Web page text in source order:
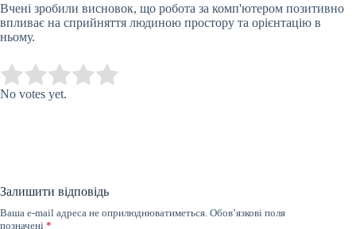
Вчені зробили висновок, що робота за комп'ютером позитивно
впливає на сприйняття людиною простору та орієнтацію в
ньому.
Rate this item:
No votes yet.
Залишити відповідь
Ваша e-mail адреса не оприлюднюватиметься. Обов’язкові поля
позначені *